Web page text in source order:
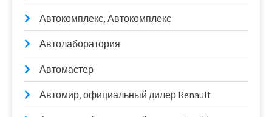
Автокомплекс, Автокомплекс
Автолаборатория
Автомастер
Автомир, официальный дилер Renault